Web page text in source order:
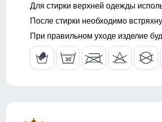
Термобелье - это инновационная
гарантирует максимальный
Для стирки верхней одежды
После стирки необходимо
При правильном уходе изделие